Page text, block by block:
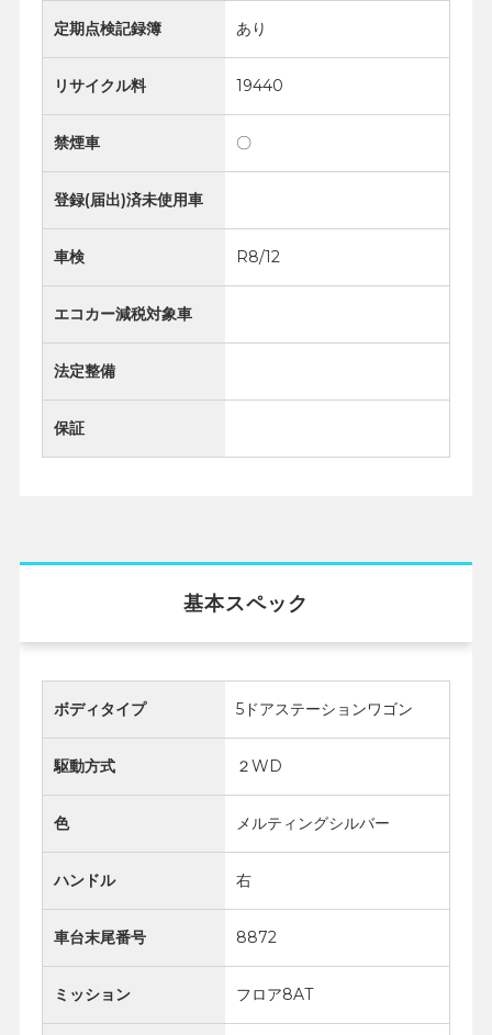
定期点検記録簿 あり
リサイクル料 19440
禁煙車 〇
登録(届出)済未使用車
車検 R8/12
エコカー減税対象車
法定整備
保証
基本スペック
ボディタイプ 5ドアステーションワゴン
駆動方式 ２WD
色 メルティングシルバー
ハンドル 右
車台末尾番号 8872
ミッション フロア8AT